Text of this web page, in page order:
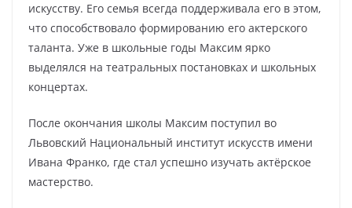
искусству. Его семья всегда поддерживала его в этом,
что способствовало формированию его актерского
таланта. Уже в школьные годы Максим ярко
выделялся на театральных постановках и школьных
концертах.
После окончания школы Максим поступил во
Львовский Национальный институт искусств имени
Ивана Франко, где стал успешно изучать актёрское
мастерство.